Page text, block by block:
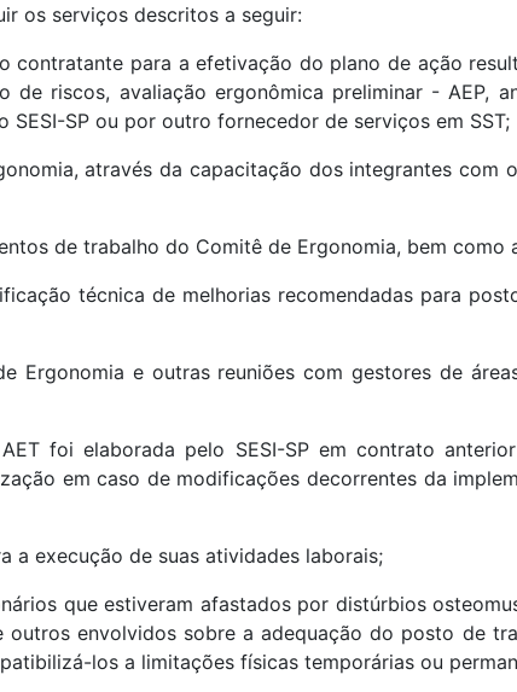
os serviços descritos a seguir:
contratante para a efetivação do plano de ação
de riscos, avaliação ergonômica preliminar - AEP,
SESI-SP ou por outro fornecedor de serviços em SST;
através da capacitação dos integrantes com
de trabalho do Comitê de Ergonomia, bem como
técnica de melhorias recomendadas para
Ergonomia e outras reuniões com gestores de
foi elaborada pelo SESI-SP em contrato
em caso de modificações decorrentes da
a execução de suas atividades laborais;
que estiveram afastados por distúrbios
envolvidos sobre a adequação do posto de
los a limitações físicas temporárias ou